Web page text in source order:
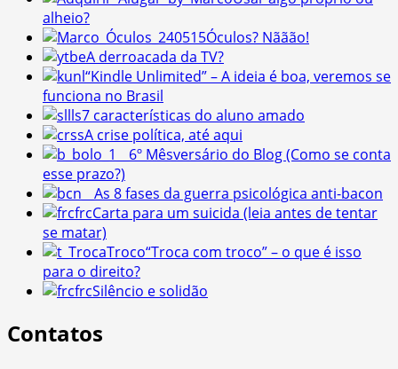
alheio?
Óculos? Nããão!
A derroacada da TV?
“Kindle Unlimited” – A ideia é boa, veremos se
funciona no Brasil
7 características do aluno amado
A crise política, até aqui
6º Mêsversário do Blog (Como se conta
esse prazo?)
As 8 fases da guerra psicológica anti-bacon
Carta para um suicida (leia antes de tentar
se matar)
“Troca com troco” – o que é isso
para o direito?
Silêncio e solidão
Contatos